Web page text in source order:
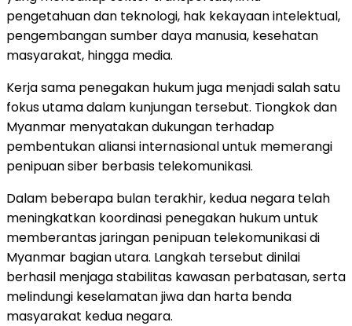
pengetahuan dan teknologi, hak kekayaan intelektual,
pengembangan sumber daya manusia, kesehatan
masyarakat, hingga media.
Kerja sama penegakan hukum juga menjadi salah satu
fokus utama dalam kunjungan tersebut. Tiongkok dan
Myanmar menyatakan dukungan terhadap
pembentukan aliansi internasional untuk memerangi
penipuan siber berbasis telekomunikasi.
Dalam beberapa bulan terakhir, kedua negara telah
meningkatkan koordinasi penegakan hukum untuk
memberantas jaringan penipuan telekomunikasi di
Myanmar bagian utara. Langkah tersebut dinilai
berhasil menjaga stabilitas kawasan perbatasan, serta
melindungi keselamatan jiwa dan harta benda
masyarakat kedua negara.